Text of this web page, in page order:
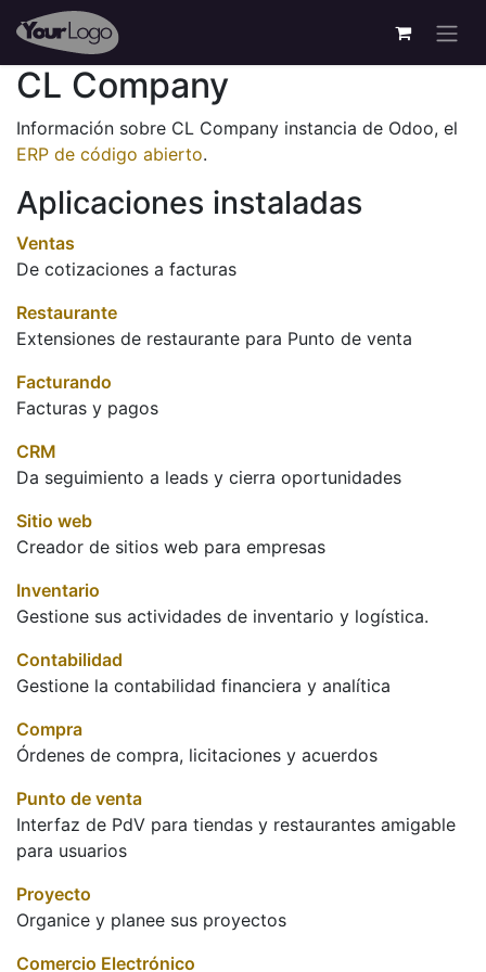
CL Company
Información sobre CL Company instancia de Odoo, el
ERP de código abierto.
Aplicaciones instaladas
Ventas
De cotizaciones a facturas
Restaurante
Extensiones de restaurante para Punto de venta
Facturando
Facturas y pagos
CRM
Da seguimiento a leads y cierra oportunidades
Sitio web
Creador de sitios web para empresas
Inventario
Gestione sus actividades de inventario y logística.
Contabilidad
Gestione la contabilidad financiera y analítica
Compra
Órdenes de compra, licitaciones y acuerdos
Punto de venta
Interfaz de PdV para tiendas y restaurantes amigable
para usuarios
Proyecto
Organice y planee sus proyectos
Comercio Electrónico